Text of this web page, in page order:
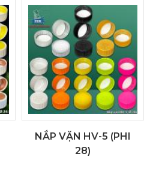
NẮP VẶN HV-5 (PHI
28)